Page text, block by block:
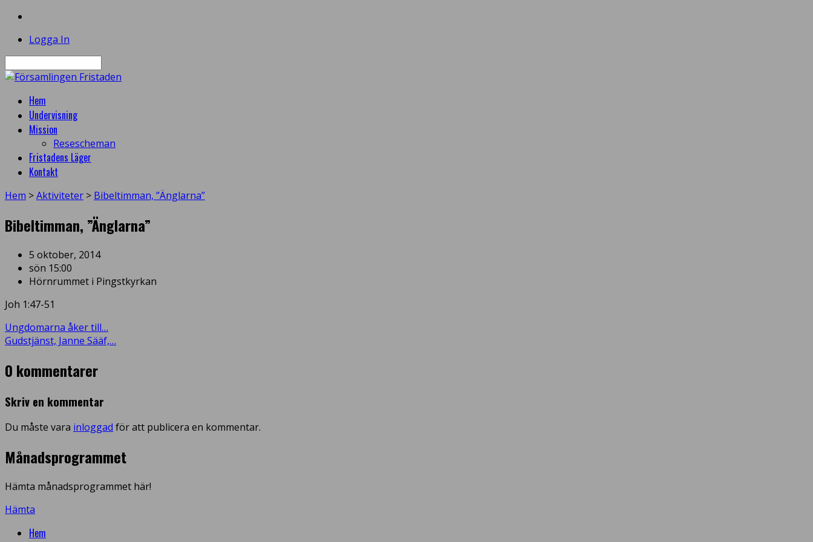
Logga In
Hem
Undervisning
Mission
Resescheman
Fristadens Läger
Kontakt
Hem >Aktiviteter > Bibeltimman, ”Änglarna”
Bibeltimman, ”Änglarna”
5 oktober, 2014
sön 15:00
Hörnrummet i Pingstkyrkan
Joh 1:47-51
Ungdomarna åker till…
Gudstjänst, Janne Sääf,…
0 kommentarer
Skriv en kommentar
Du måste vara inloggad för att publicera en kommentar.
Månadsprogrammet
Hämta månadsprogrammet här!
Hämta
Hem